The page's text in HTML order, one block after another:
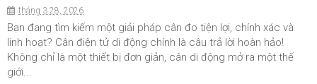
tháng 3 28, 2026
Bạn đang tìm kiếm một giải pháp cân đo tiện lợi, chính xác và
linh hoạt? Cân điện tử di động chính là câu trả lời hoàn hảo!
Không chỉ là một thiết bị đơn giản, cân di động mở ra một thế
giới...